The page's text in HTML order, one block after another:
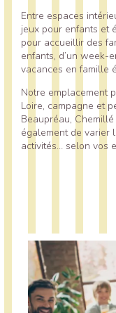
Entre espaces
jeux pour enfants et
pour accueillir des
enfants, d’un week-
vacances en famille
Notre emplacement
Loire, campagne et
Beaupréau,
également de varier
activités… selon vos